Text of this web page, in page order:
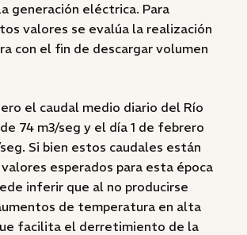
generación eléctrica. Para
valores se evalúa la realización
con el fin de descargar volumen
el caudal medio diario del Río
74 m3/seg y el día 1 de febrero
Si bien estos caudales están
esperados para esta época
inferir que al no producirse
de temperatura en alta
facilita el derretimiento de la